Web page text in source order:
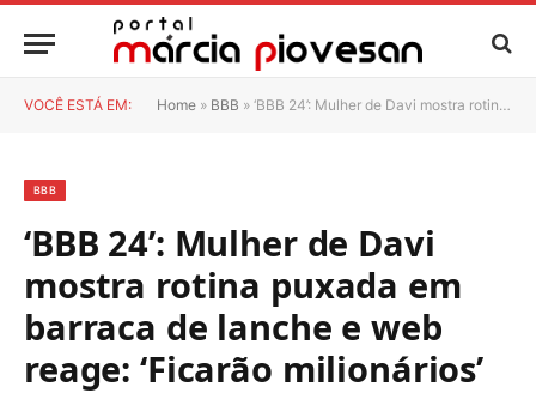
VOCÊ ESTÁ EM: Home » BBB » ‘BBB 24’: Mulher de Davi mostra rotina puxada em barraca de lanche e web reage: ‘Ficarão milionários’
BBB
‘BBB 24’: Mulher de Davi
mostra rotina puxada em
barraca de lanche e web
reage: ‘Ficarão milionários’